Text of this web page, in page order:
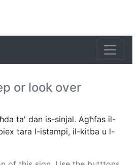
or look over
ta' dan is-sinjal. Agħfas il-
tara l-istampi, il-kitba u l-